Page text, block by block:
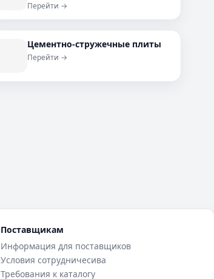
Перейти →
Цементно-стружечные плиты
Перейти →
Поставщикам
Информация для поставщиков
Условия сотрудничесива
Требования к каталогу